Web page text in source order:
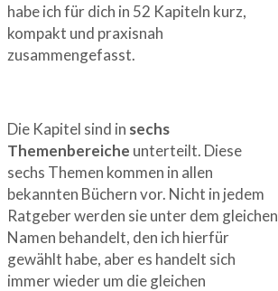
habe ich für dich in 52 Kapiteln kurz,
kompakt und praxisnah
zusammengefasst.
Die Kapitel sind in sechs
Themenbereiche unterteilt. Diese
sechs Themen kommen in allen
bekannten Büchern vor. Nicht in jedem
Ratgeber werden sie unter dem gleichen
Namen behandelt, den ich hierfür
gewählt habe, aber es handelt sich
immer wieder um die gleichen